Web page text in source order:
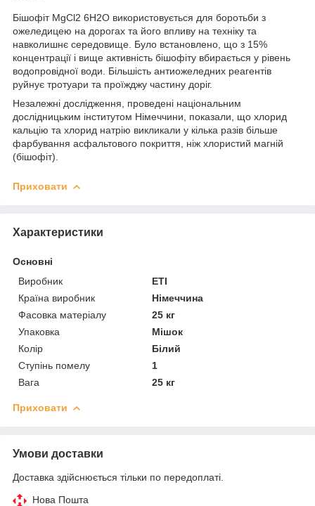
Бішофіт MgCl2 6H2O використовується для боротьби з
ожеледицею на дорогах та його впливу на техніку та
навколишнє середовище. Було встановлено, що з 15%
концентрації і вище активність бішофіту вбирається у рівень
водопровідної води. Більшість антиожеледних реагентів
руйнує тротуари та проїжджу частину доріг.
Незалежні дослідження, проведені національним
дослідницьким інститутом Німеччини, показали, що хлорид
кальцію та хлорид натрію викликали у кілька разів більше
фарбування асфальтового покриття, ніж хлористий магній
(бішофіт).
Приховати
Характеристики
Основні
Виробник
ETI
Країна виробник
Німеччина
Фасовка матеріалу
25 кг
Упаковка
Мішок
Колір
Білий
Ступінь помелу
1
Вага
25 кг
Приховати
Умови доставки
Доставка здійснюється тільки по передоплаті.
Нова Пошта